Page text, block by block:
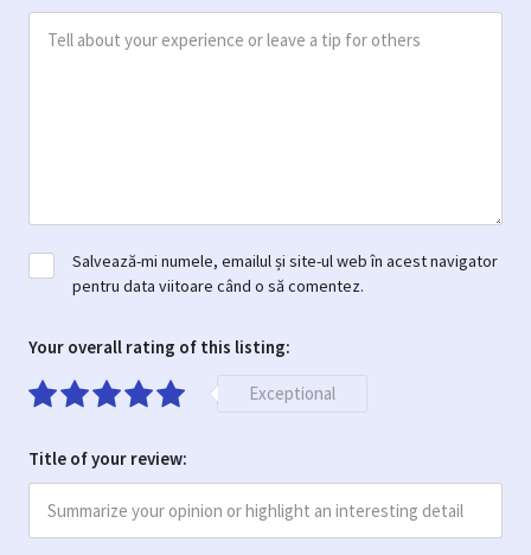
Salvează-mi numele, emailul și site-ul web în acest navigator
pentru data viitoare când o să comentez.
Your overall rating of this listing:
Exceptional
Title of your review: